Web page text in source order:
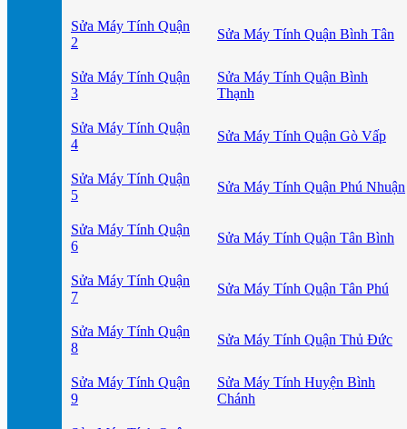
Sửa Máy Tính Quận
2
Sửa Máy Tính Quận Bình Tân
Sửa Máy Tính Quận
3
Sửa Máy Tính Quận Bình
Thạnh
Sửa Máy Tính Quận
4
Sửa Máy Tính Quận Gò Vấp
Sửa Máy Tính Quận
5
Sửa Máy Tính Quận Phú Nhuận
Sửa Máy Tính Quận
6
Sửa Máy Tính Quận Tân Bình
Sửa Máy Tính Quận
7
Sửa Máy Tính Quận Tân Phú
Sửa Máy Tính Quận
8
Sửa Máy Tính Quận Thủ Đức
Sửa Máy Tính Quận
9
Sửa Máy Tính Huyện Bình
Chánh